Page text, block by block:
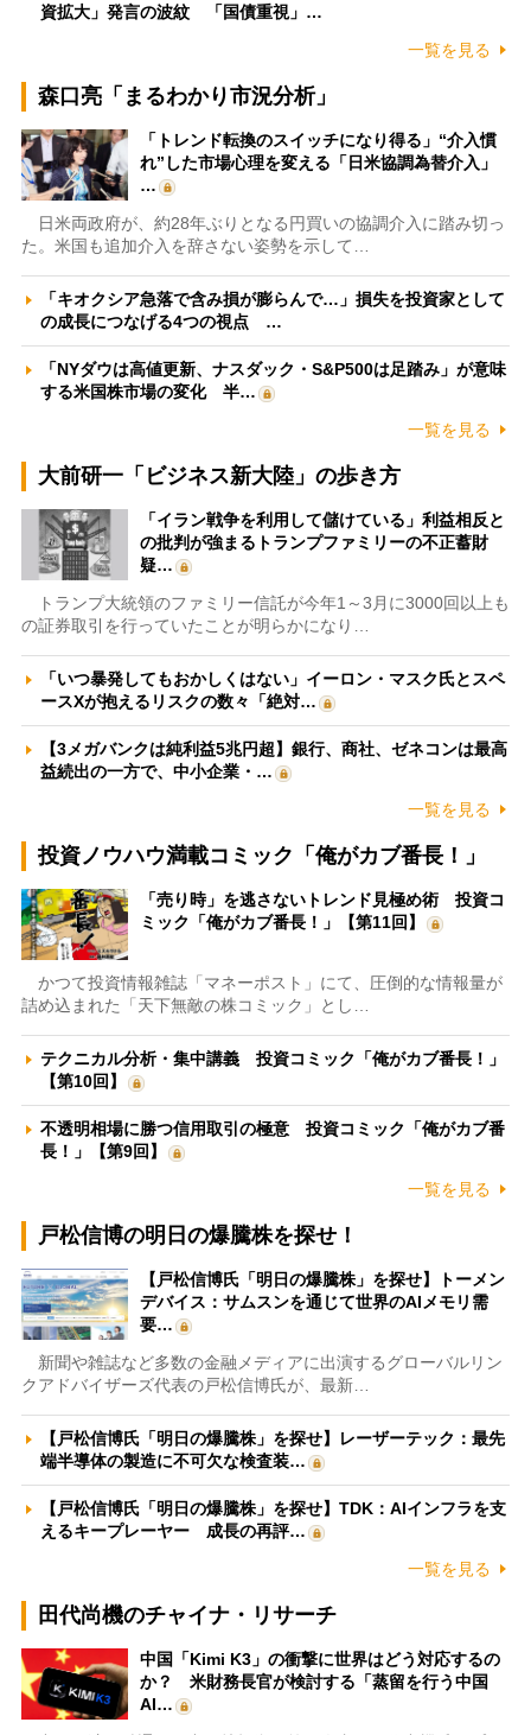
資拡大」発言の波紋 「国債重視」…
一覧を見る
森口亮「まるわかり市況分析」
「トレンド転換のスイッチになり得る」“介入慣
れ”した市場心理を変える「日米協調為替介入」
…
日米両政府が、約28年ぶりとなる円買いの協調介入に踏み切っ
た。米国も追加介入を辞さない姿勢を示して…
「キオクシア急落で含み損が膨らんで…」損失を投資家として
の成長につなげる4つの視点 …
「NYダウは高値更新、ナスダック・S&P500は足踏み」が意味
する米国株市場の変化 半…
一覧を見る
大前研一「ビジネス新大陸」の歩き方
「イラン戦争を利用して儲けている」利益相反と
の批判が強まるトランプファミリーの不正蓄財
疑…
トランプ大統領のファミリー信託が今年1～3月に3000回以上も
の証券取引を行っていたことが明らかになり…
「いつ暴発してもおかしくはない」イーロン・マスク氏とスペ
ースXが抱えるリスクの数々「絶対…
【3メガバンクは純利益5兆円超】銀行、商社、ゼネコンは最高
益続出の一方で、中小企業・…
一覧を見る
投資ノウハウ満載コミック「俺がカブ番長！」
「売り時」を逃さないトレンド見極め術 投資コ
ミック「俺がカブ番長！」【第11回】
かつて投資情報雑誌「マネーポスト」にて、圧倒的な情報量が
詰め込まれた「天下無敵の株コミック」とし…
テクニカル分析・集中講義 投資コミック「俺がカブ番長！」
【第10回】
不透明相場に勝つ信用取引の極意 投資コミック「俺がカブ番
長！」【第9回】
一覧を見る
戸松信博の明日の爆騰株を探せ！
【戸松信博氏「明日の爆騰株」を探せ】トーメン
デバイス：サムスンを通じて世界のAIメモリ需
要…
新聞や雑誌など多数の金融メディアに出演するグローバルリン
クアドバイザーズ代表の戸松信博氏が、最新…
【戸松信博氏「明日の爆騰株」を探せ】レーザーテック：最先
端半導体の製造に不可欠な検査装…
【戸松信博氏「明日の爆騰株」を探せ】TDK：AIインフラを支
えるキープレーヤー 成長の再評…
一覧を見る
田代尚機のチャイナ・リサーチ
中国「Kimi K3」の衝撃に世界はどう対応するの
か？ 米財務長官が検討する「蒸留を行う中国
AI…